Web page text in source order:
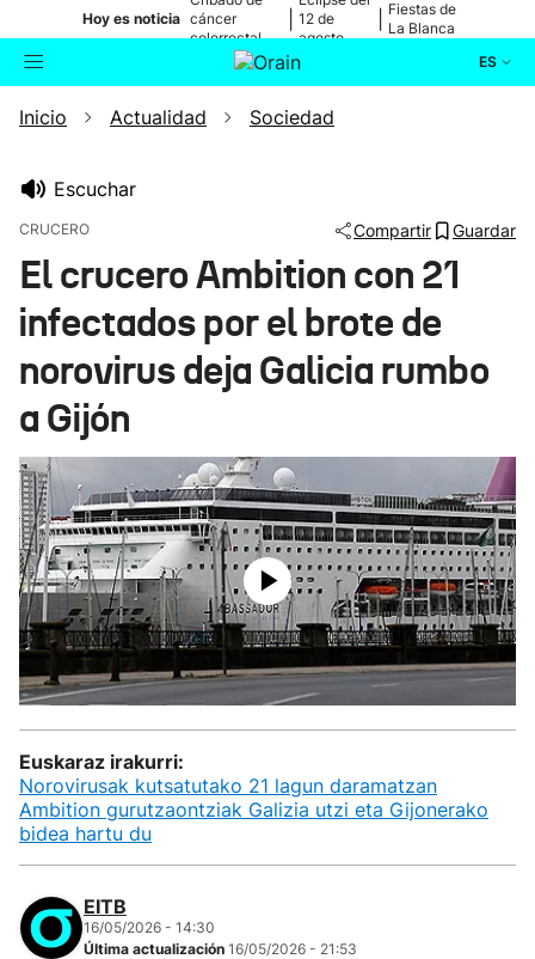
Hoy es noticia cáncer
colorrectal
12 de
agosto
Fiestas de
La Blanca
ES
Buscador Actualidad
Ikusmiran
Eguraldia
Inicio Actualidad Sociedad
Escuchar
CRUCERO Compartir Guardar
El crucero Ambition con 21
infectados por el brote de
norovirus deja Galicia rumbo
a Gijón
Euskaraz irakurri:
Norovirusak kutsatutako 21 lagun daramatzan
Ambition gurutzaontziak Galizia utzi eta Gijonerako
bidea hartu du
EITB
16/05/2026 - 14:30
Última actualización 16/05/2026 - 21:53